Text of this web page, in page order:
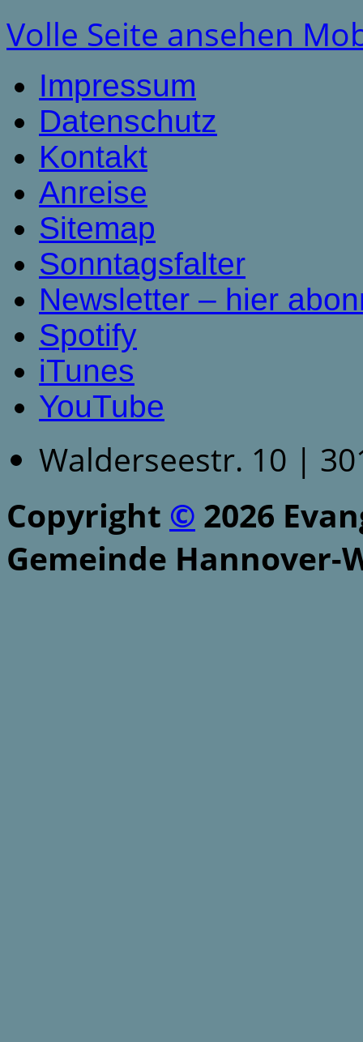
Volle Seite ansehen
Impressum
Datenschutz
Kontakt
Anreise
Sitemap
Sonntagsfalter
Newsletter – hier
Spotify
iTunes
YouTube
Walderseestr. 10 |
Copyright © 2026
Gemeinde Hannover-